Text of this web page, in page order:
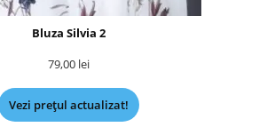
Bluza Silvia 2
79,00 lei
Vezi prețul actualizat!